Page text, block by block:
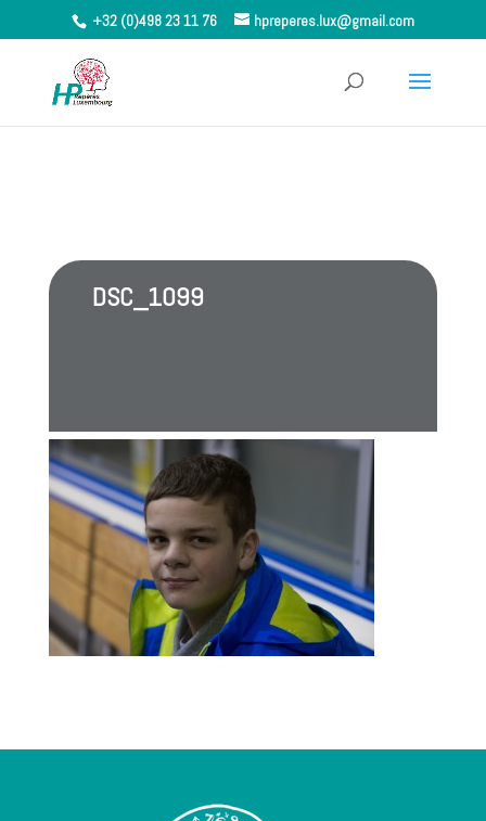
+32 (0)498 23 11 76 hpreperes.lux@gmail.com
DSC_1099